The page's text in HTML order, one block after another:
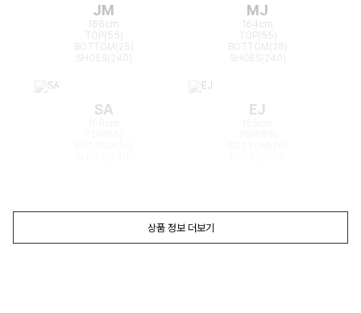
JM
166cm
TOP(55)
BOTTOM(25)
MJ
164cm
TOP(55)
BOTTOM(26)
SA EJ
상품 정보 더보기